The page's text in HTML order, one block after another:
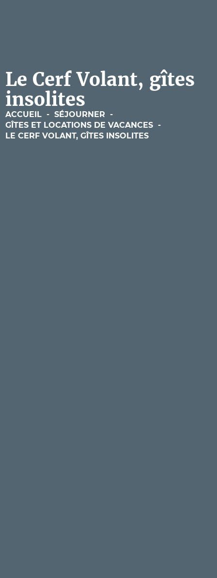
Le Cerf Volant, gîtes
insolites
ACCUEIL - SÉJOURNER -
GÎTES ET LOCATIONS DE VACANCES -
LE CERF VOLANT, GÎTES INSOLITES